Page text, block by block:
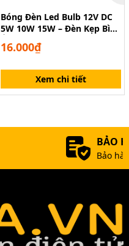
Bóng Đèn Led Bulb 12V DC
5W 10W 15W – Đèn Kẹp Bình
16.000₫
Xem chi tiết
BẢO
Bảo